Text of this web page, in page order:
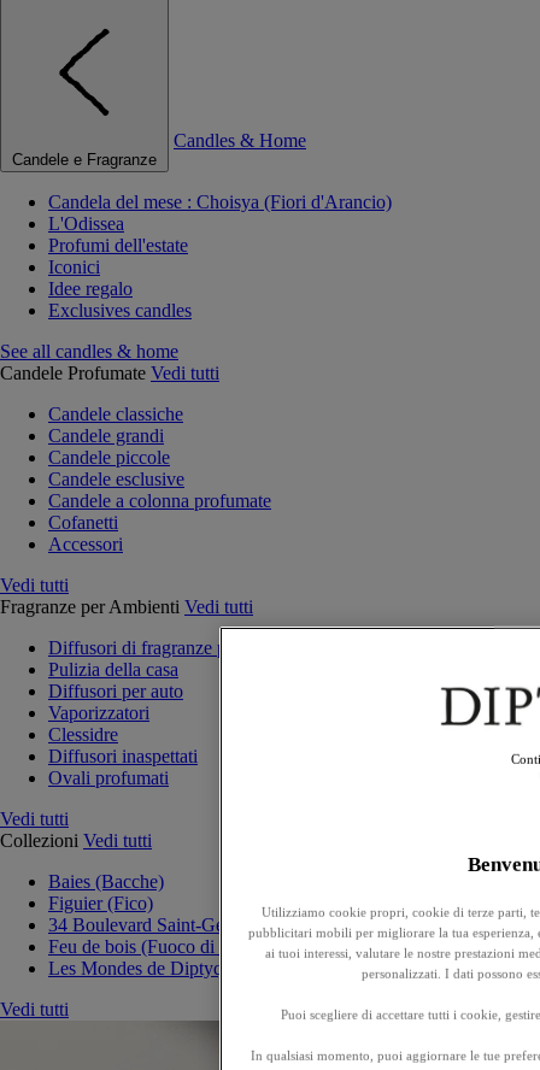
Candele e Fragranze
Candles & Home
Candela del mese : Choisya (Fiori d'Arancio)
L'Odissea
Profumi dell'estate
Iconici
Idee regalo
Exclusives candles
See all candles & home
Candele Profumate Vedi tutti
Candele classiche
Candele grandi
Candele piccole
Candele esclusive
Candele a colonna profumate
Cofanetti
Accessori
Vedi tutti
Fragranze per Ambienti Vedi tutti
Diffusori di fragranze per la casa
Pulizia della casa
Diffusori per auto
Vaporizzatori
Clessidre
Diffusori inaspettati
Ovali profumati
Vedi tutti
Collezioni Vedi tutti
Baies (Bacche)
Figuier (Fico)
34 Boulevard Saint-Germain
Feu de bois (Fuoco di legna)
Les Mondes de Diptyque
Vedi tutti
Utilizziamo cookie propri, cookie di terze parti,
pubblicitari mobili per migliorare la tua esperienza,
ai tuoi interessi, valutare le nostre prestazioni
personalizzati. I dati possono
Puoi scegliere di accettare tutti i cookie,
In qualsiasi momento, puoi aggiornare le tue